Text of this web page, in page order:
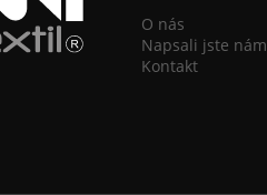
O nás
Napsali jste nám
Kontakt